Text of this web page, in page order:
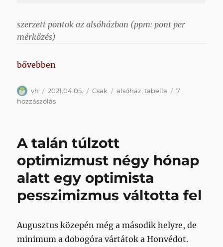
szerzett pontok az alsóházban (ppm: pont per
mérkőzés)
„Négy pontra, vagyis meccselőnyben vagyunk a
bővebben
Szerző
vh Közzétéve
2021.04.05. Kategória
Csak Címke
alsóház,tabella
7
hozzászólásNégy
vagyunk
kieséstől,
és
nagyon
úgy
hogy
két
A talán túlzott
optimizmust négy hónap
alatt egy optimista
pesszimizmus váltotta fel
Augusztus közepén még a második helyre, de
minimum a dobogóra vártátok a Honvédot.